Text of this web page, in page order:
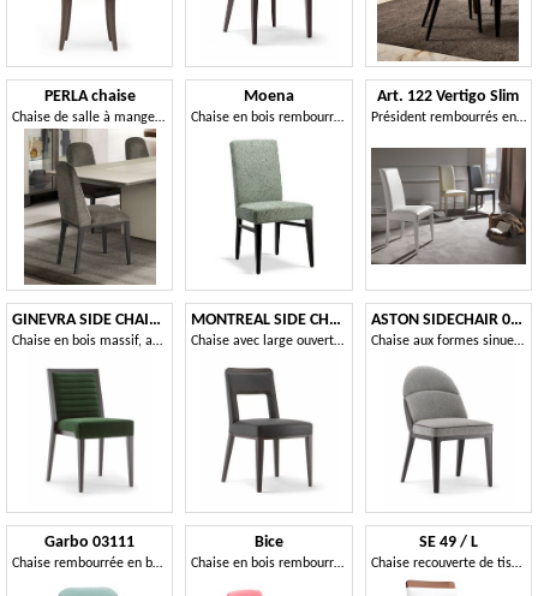
PERLA chaise
Chaise de salle à manger rembourrée, avec pieds en bois
Moena
Chaise en bois rembourrée
Art. 122 Vertigo Slim
Président rembourrés en cuir, les jambes en bois dans la finition correspondant
GINEVRA SIDE CHAIR 031 S
Chaise en bois massif, avec assise et dossier rembourrés
MONTREAL SIDE CHAIR 024 S
Chaise avec large ouverture à l'arrière
ASTON SIDECHAIR 062 S
Chaise aux formes sinueuses
Garbo 03111
Chaise rembourrée en bois massif, avec siège ceinturé
Bice
Chaise en bois rembourrée, élégante et robuste
SE 49 / L
Chaise recouverte de tissu, cadre en bois, pour les bars